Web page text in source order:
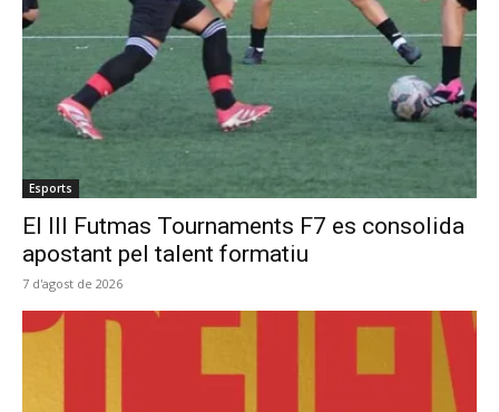
Esports
El III Futmas Tournaments F7 es consolida
apostant pel talent formatiu
7 d'agost de 2026